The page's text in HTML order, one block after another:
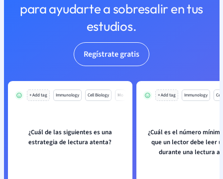
para ayudarte a sobresalir en tus
estudios.
Regístrate gratis
+ Add tag Immunology Cell Biology Mo
¿Cuál de las siguientes es una
estrategia de lectura atenta?
+ Add tag Immunology
¿Cuál es el número
que un lector debe leer
durante una lectura